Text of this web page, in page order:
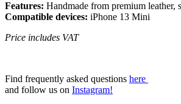
Features: Handmade from premium leather,
Compatible devices: iPhone 13 Mini
Price includes VAT
Find frequently asked questions here
and follow us on Instagram!